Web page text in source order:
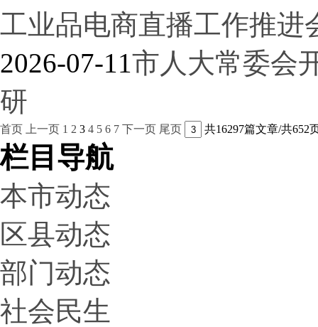
工业品电商直播工作推进
2026-07-11市人大常委会
研
首页 上一页 1 2 3 4 5 6 7 下一页 尾页 共16297篇文章/共652
栏目导航
本市动态
区县动态
部门动态
社会民生